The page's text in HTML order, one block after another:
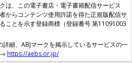
は、この電子書店・電子書籍配信サービス
からコンテンツ使用許諾を得た正規版配信サ
ことを示す登録商標（登録番号 第11091003
詳細、ABJマークを掲示しているサービスの一
→ https://aebs.or.jp/